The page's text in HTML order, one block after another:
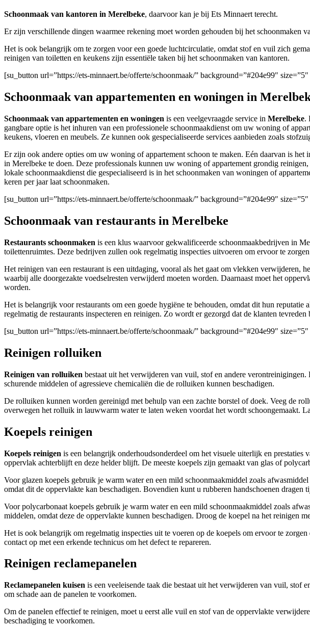
Schoonmaak van kantoren in Merelbeke, daarvoor kan je bij Ets Minnaert terecht.
Er zijn verschillende dingen waarmee rekening moet worden gehouden bij het schoonmaken
Het is ook belangrijk om te zorgen voor een goede luchtcirculatie, omdat stof en vuil zich
reinigen van toiletten en keukens zijn essentiële taken bij het schoonmaken van kantoren.
[su_button url=”https://ets-minnaert.be/offerte/schoonmaak/” background=”#204e99″
Schoonmaak van appartementen en woningen in
Schoonmaak van appartementen en woningen is een veelgevraagde service in Merelbeke.
gangbare optie is het inhuren van een professionele schoonmaakdienst om uw woning of
keukens, vloeren en meubels. Ze kunnen ook gespecialiseerde services aanbieden zoals
Er zijn ook andere opties om uw woning of appartement schoon te maken. Eén daarvan is
in Merelbeke te doen. Deze professionals kunnen uw woning of appartement grondig
lokale schoonmaakdienst die gespecialiseerd is in het schoonmaken van woningen of
keren per jaar laat schoonmaken.
[su_button url=”https://ets-minnaert.be/offerte/schoonmaak/” background=”#204e99″
Schoonmaak van restaurants in Merelbeke
Restaurants schoonmaken is een klus waarvoor gekwalificeerde schoonmaakbedrijven in
toilettenruimtes. Deze bedrijven zullen ook regelmatig inspecties uitvoeren om ervoor te
Het reinigen van een restaurant is een uitdaging, vooral als het gaat om vlekken verwijderen,
waarbij alle doorgezakte voedselresten verwijderd moeten worden. Daarnaast moet het
worden.
Het is belangrijk voor restaurants om een goede hygiëne te behouden, omdat dit hun
regelmatig de restaurants inspecteren en reinigen. Zo wordt er gezorgd dat de klanten
[su_button url=”https://ets-minnaert.be/offerte/schoonmaak/” background=”#204e99″
Reinigen rolluiken
Reinigen van rolluiken bestaat uit het verwijderen van vuil, stof en andere
schurende middelen of agressieve chemicaliën die de rolluiken kunnen beschadigen.
De rolluiken kunnen worden gereinigd met behulp van een zachte borstel of doek. Veeg de
overwegen het rolluik in lauwwarm water te laten weken voordat het wordt schoongemaakt.
Koepels reinigen
Koepels reinigen is een belangrijk onderhoudsonderdeel om het visuele uiterlijk en
oppervlak achterblijft en deze helder blijft. De meeste koepels zijn gemaakt van glas of
Voor glazen koepels gebruik je warm water en een mild schoonmaakmiddel zoals
omdat dit de oppervlakte kan beschadigen. Bovendien kunt u rubberen handschoenen
Voor polycarbonaat koepels gebruik je warm water en een mild schoonmaakmiddel zoals
middelen, omdat deze de oppervlakte kunnen beschadigen. Droog de koepel na het reinigen
Het is ook belangrijk om regelmatig inspecties uit te voeren op de koepels om ervoor te
contact op met een erkende technicus om het defect te repareren.
Reinigen reclamepanelen
Reclamepanelen kuisen is een veeleisende taak die bestaat uit het verwijderen van vuil, stof
om schade aan de panelen te voorkomen.
Om de panelen effectief te reinigen, moet u eerst alle vuil en stof van de oppervlakte
beschadiging te voorkomen.